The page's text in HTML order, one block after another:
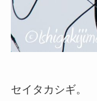
セイタカシギ。